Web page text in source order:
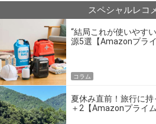
スペシャルレコ
“結局これが使いやす
源5選【Amazonプラ
コラム
夏休み直前！旅行に
＋2【Amazonプライ